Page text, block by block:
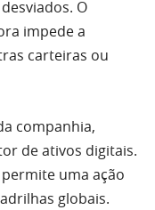
O
impede a
carteiras ou
companhia,
de ativos digitais.
uma ação
globais.